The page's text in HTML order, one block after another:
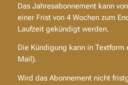
Das Jahresabonnement kann
einer Frist von 4 Wochen zum
Laufzeit gekündigt werden.
Die Kündigung kann in Textform
Mail).
Wird das Abonnement nicht